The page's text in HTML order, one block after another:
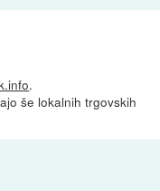
.
še lokalnih trgovskih